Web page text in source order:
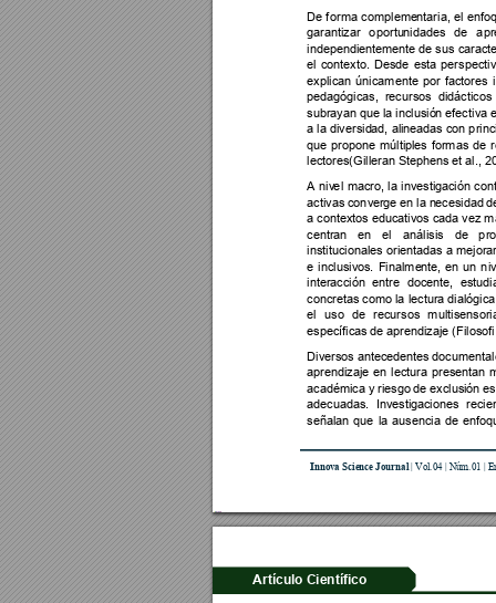
nnova Science Journal | Vol.04 Núm.01 | E
De forma complementaria, el
garantizar
oportunidades de apr
independientemente de sus
el contexto. Desde esta perspectiv
explican únicamente por factores
pedagógicas, recursos didácticos
subrayan que la inclusión efectiva
a la diversidad, alineadas con prin
que propone múltiples formas de
lectores(Gilleran Stephens et al.,
A nive macro, la investigación
activas converge en la necesidad
a contextos educativos cada vez
centran
en el análisis de pr
institucionales orientadas a m
e inclusivos Finalmente, en un n
interacción entre docente,
concretas como la lectura
el
uso de recursos
específicas de aprendizaje
Diversos antecedentes
aprendizaje en lectura presentan
académica y riesgo de exclusión
adecuadas.
Investigaciones
señalan que la ausencia de
Artículo Científico